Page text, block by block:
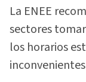
La ENEE
sectores
los horarios